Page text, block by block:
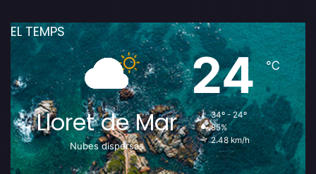
EL TEMPS
Lloret de Mar
Nubes dispersas
24℃
34º - 24º
85%
2.48 km/h